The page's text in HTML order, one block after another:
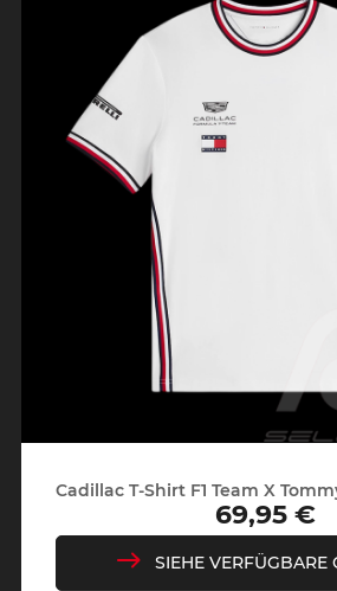
Cadillac T-Shirt F1 Team X
Preis
69,95 €
SIEHE VERFÜGBARE